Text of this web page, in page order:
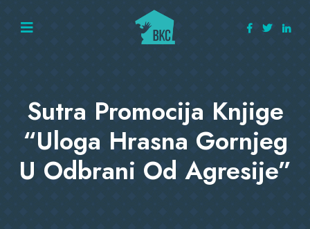
Sutra Promocija Knjige
“Uloga Hrasna Gornjeg
U Odbrani Od Agresije”